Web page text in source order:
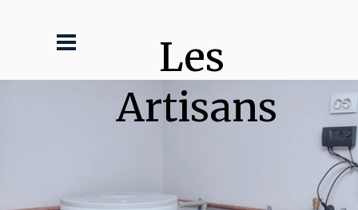
Les
Artisans